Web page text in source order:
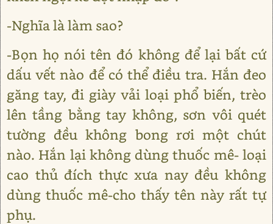
-Nghĩa là làm sao?
-Bọn họ nói tên đó không để lại bất cứ
dấu vết nào để có thể điều tra. Hắn đeo
găng tay, đi giày vải loại phổ biến, trèo
lên tầng bằng tay không, sơn vôi quét
tường đều không bong rơi một chút
nào. Hắn lại không dùng thuốc mê- loại
cao thủ đích thực xưa nay đều không
dùng thuốc mê-cho thấy tên này rất tự
phụ.